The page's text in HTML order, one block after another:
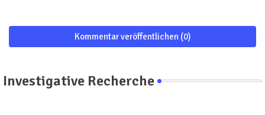
Kommentar veröffentlichen (0)
Investigative Recherche